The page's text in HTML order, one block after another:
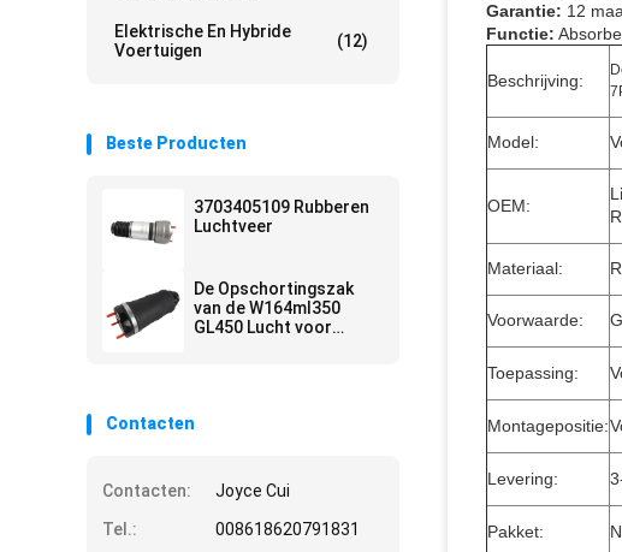
Elektrische En Hybride
Voertuigen
(12)
Beste Producten
3703405109 Rubberen
Luchtveer
De Opschortingszak
van de W164ml350
GL450 Lucht voor
Contacten
Contacten:
Joyce Cui
Tel.:
008618620791831
Garantie: 12
Functie:
Beschrijving:
Model:
OEM:
Materiaal:
Voorwaarde:
Toepassing:
Montagepositie:
Levering:
Pakket: